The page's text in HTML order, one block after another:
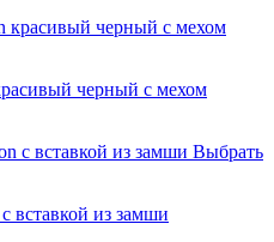
черный с мехом
Выбрать
вставкой из замши